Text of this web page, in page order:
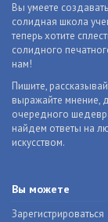
Вы умеете
солидная школа
теперь хотите
солидного
нам!
Пишите,
выражайте мнение,
очередного
найдем ответы на
искусством.
Вы можете
Зарегистрироваться